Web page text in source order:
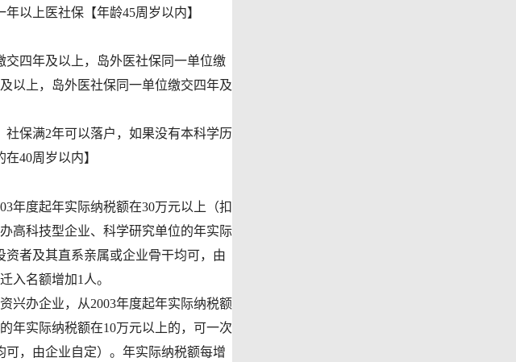
以上医社保【年龄45周岁以内】
四年及以上，岛外医社保同一单位缴
以上，岛外医社保同一单位缴交四年及
保满2年可以落户，如果没有本科学历
40周岁以内】
度起年实际纳税额在30万元以上（扣
高科技型企业、科学研究单位的年实际
者及其直系亲属或企业骨干均可，由
入名额增加1人。
办企业，从2003年度起年实际纳税额
年实际纳税额在10万元以上的，可一次
，由企业自定）。年实际纳税额每增